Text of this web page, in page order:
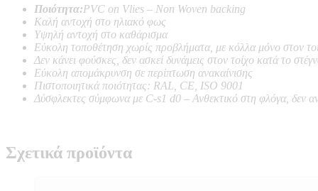
Ποιότητα:PVC on Vlies – Non Woven backing
Καλή αντοχή στο ηλιακό φως
Υψηλή αντοχή στο καθάρισμα
Εύκολη τοποθέτηση χωρίς προβλήματα, με κόλλα μόνο στον
Δεν κάνει φούσκες, δεν ασκεί δυνάμεις στον τοίχο κατά το
Εύκολη απομάκρυνση σε περίπτωση ανακαίνισης
Πιστοποιητικά ποιότητας: RAL, CE, ISO 9001
Δύσφλεκτες σύμφωνα με C-s1 d0 – Ανθεκτικό στη φλόγα, δεν
Σχετικά προϊόντα